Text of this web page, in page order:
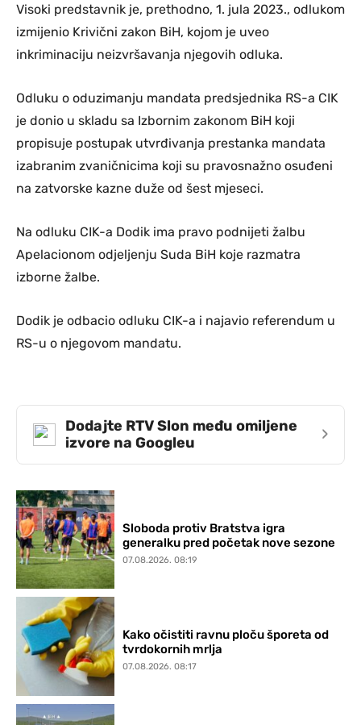
Visoki predstavnik je, prethodno, 1. jula 2023., odlukom
izmijenio Krivični zakon BiH, kojom je uveo
inkriminaciju neizvršavanja njegovih odluka.
Odluku o oduzimanju mandata predsjednika RS-a CIK
je donio u skladu sa Izbornim zakonom BiH koji
propisuje postupak utvrđivanja prestanka mandata
izabranim zvaničnicima koji su pravosnažno osuđeni
na zatvorske kazne duže od šest mjeseci.
Na odluku CIK-a Dodik ima pravo podnijeti žalbu
Apelacionom odjeljenju Suda BiH koje razmatra
izborne žalbe.
Dodik je odbacio odluku CIK-a i najavio referendum u
RS-u o njegovom mandatu.
Dodajte RTV Slon među omiljene
izvore na Googleu
›
Sloboda protiv Bratstva igra
generalku pred početak nove sezone
07.08.2026. 08:19
Kako očistiti ravnu ploču šporeta od
tvrdokornih mrlja
07.08.2026. 08:17